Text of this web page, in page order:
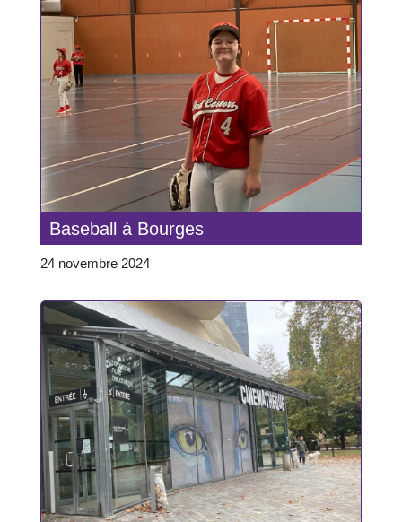
Baseball à Bourges
24 novembre 2024